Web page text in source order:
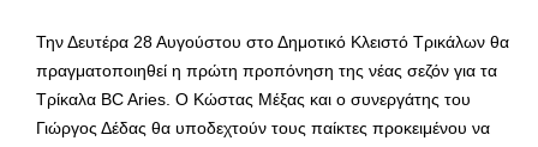
Την Δευτέρα 28 Αυγούστου στο Δημοτικό Κλειστό Τρικάλων θα
πραγματοποιηθεί η πρώτη προπόνηση της νέας σεζόν για τα
Τρίκαλα BC Aries. Ο Κώστας Μέξας και ο συνεργάτης του
Γιώργος Δέδας θα υποδεχτούν τους παίκτες προκειμένου να